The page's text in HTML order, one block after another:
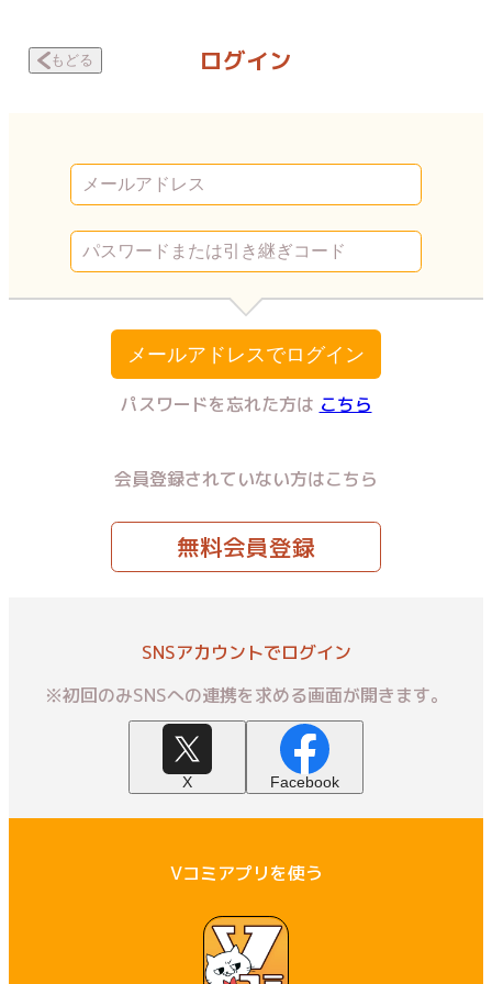
もどる ログイン
メールアドレスでログイン
パスワードを忘れた方は こちら
会員登録されていない方はこちら
無料会員登録
SNSアカウントでログイン
※初回のみSNSへの連携を求める画面が開きます。
X Facebook
Vコミアプリを使う